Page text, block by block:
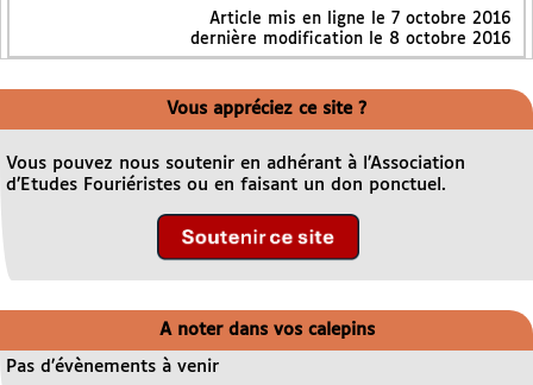
Article mis en ligne le 7 octobre 2016
dernière modification le 8 octobre 2016
Vous appréciez ce site ?
Vous pouvez nous soutenir en adhérant à l’Association
d’Etudes Fouriéristes ou en faisant un don ponctuel.
A noter dans vos calepins
Pas d’évènements à venir